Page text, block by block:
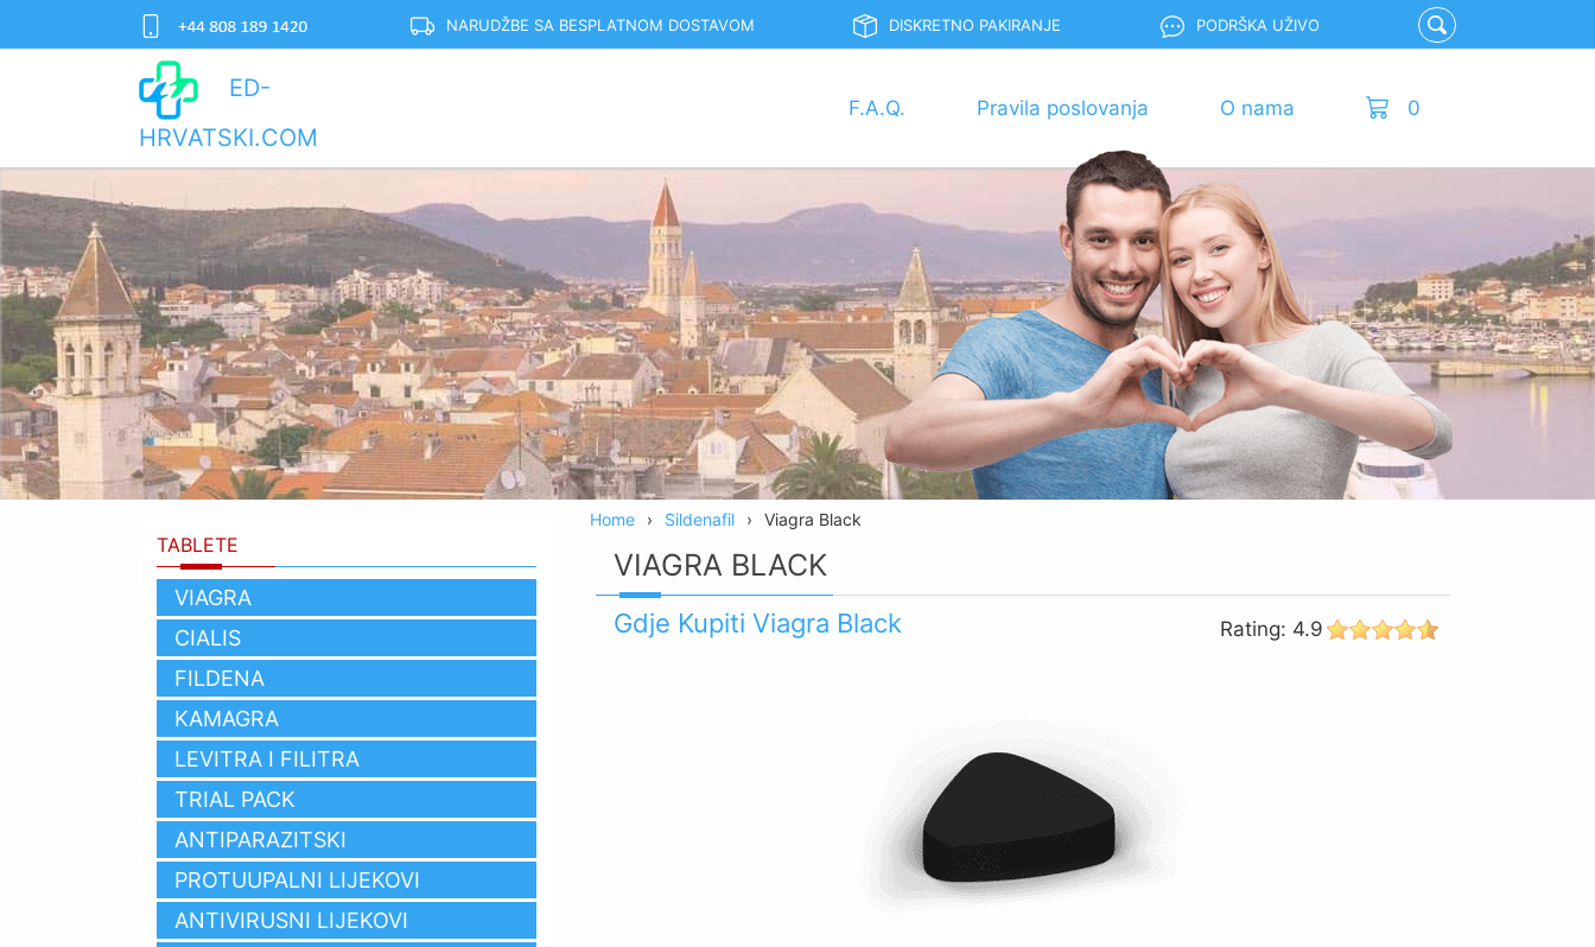
NARUDŽBE SA BESPLATNOM DOSTAVOM DISKRETNO PAKIRANJE PODRŠKA UŽIVO
ED-
HRVATSKI.COM
F.A.Q. Pravila poslovanja O nama 0
TABLETE
VIAGRA
CIALIS
FILDENA
KAMAGRA
LEVITRA I FILITRA
TRIAL PACK
ANTIPARAZITSKI
PROTUUPALNI LIJEKOVI
ANTIVIRUSNI LIJEKOVI
Home Sildenafil Viagra Black
VIAGRA BLACK
Gdje Kupiti Viagra Black Rating: 4.9